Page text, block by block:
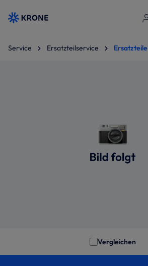
Zum Hauptinhalt springen
Service Ersatzteilservice Ersatzteile
Vergleichen